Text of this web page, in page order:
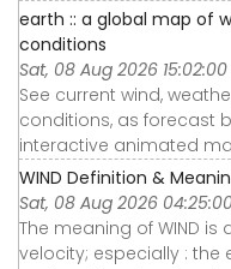
earth :: a global map of
conditions
Sat, 08 Aug 2026 15:02:00
See current wind,
conditions, as forecast
interactive animated
WIND Definition &
Sat, 08 Aug 2026
The meaning of WIND
velocity; especially :